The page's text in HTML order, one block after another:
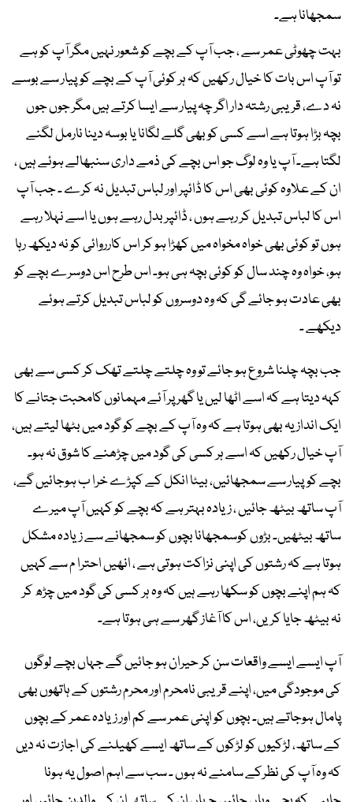
سمجھانا ہے۔
بہت چھوٹی عمر سے ، جب آپ کے بچے کو شعور نہیں مگر آپ کو ہے
تو آپ اس بات کا خیال رکھیں کہ ہر کوئی آپ کے بچے کوپیار سے بوسے
نہ دے، قریبی رشتہ دار اگر چہ پیار سے ایسا کرتے ہیں مگر جوں جوں
بچہ بڑا ہوتا ہے اسے کسی کو بھی گلے لگانا یا بوسہ دینا نارمل لگنے
لگتا ہے۔ آپ یا وہ لوگ جو اس بچے کی ذمے داری سنبھالے ہوئے ہیں ،
ان کے علاوہ کوئی بھی اس کا ڈائپر اور لباس تبدیل نہ کرے ۔ جب آپ
اس کا لباس تبدیل کر رہے ہوں ، ڈائپر بدل رہے ہوں یا اسے نہلا رہے
ہوں تو کوئی بھی خواہ مخواہ میں کھڑا ہو کر اس کارروائی کو نہ دیکھ رہا
ہو، خواہ وہ چند سال کو کوئی بچہ ہی ہو۔ اس طرح اس دوسرے بچے کو
بھی عادت ہو جائے گی کہ وہ دوسروں کو لباس تبدیل کرتے ہوئے
دیکھے ۔
جب بچہ چلنا شروع ہو جائے تو وہ چلتے چلتے تھک کر کسی سے بھی
کہہ دیتا ہے کہ اسے اٹھا لیں یا گھر پر آئے مہمانوں کامحبت جتانے کا
ایک انداز یہ بھی ہوتا ہے کہ وہ آپ کے بچے کو گود میں بٹھا لیتے ہیں،
آپ خیال رکھیں کہ اسے ہر کسی کی گود میں چڑھنے کا شوق نہ ہو۔
بچے کوپیار سے سمجھائیں، بیٹا انکل کے کپڑے خرا ب ہوجائیں گے،
آپ ساتھ بیٹھ جائیں ، زیادہ بہتر ہے کہ بچے کو کہیں آپ میرے
ساتھ بیٹھیں۔ بڑوں کوسمجھانا بچوں کو سمجھانے سے زیادہ مشکل
ہوتا ہے کہ رشتوں کی اپنی نزاکت ہوتی ہے ، انھیں احترا م سے کہیں
کہ ہم اپنے بچوں کو سکھا رہے ہیں کہ وہ ہر کسی کی گود میں چڑھ کر
نہ بیٹھ جایا کریں، اس کا آغاز گھر سے ہی ہوتا ہے۔
آپ ایسے ایسے واقعات سن کر حیران ہو جائیں گے جہاں بچے لوگوں
کی موجودگی میں، اپنے قریبی نامحرم اور محرم رشتوں کے ہاتھوں بھی
پامال ہوجاتے ہیں۔ بچوں کو اپنی عمر سے کم اور زیادہ عمر کے بچوں
کے ساتھ، لڑکیوں کو لڑکوں کے ساتھ ایسے کھیلنے کی اجازت نہ دیں
کہ وہ آپ کی نظرکے سامنے نہ ہوں ۔ سب سے اہم اصول یہ ہونا